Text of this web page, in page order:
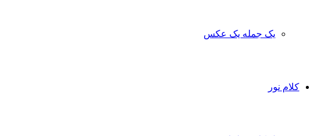
یک جمله یک عکس
کلام نور